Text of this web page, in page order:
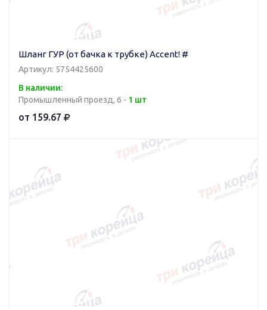
Шланг ГУР (от бачка к трубке) Accent! #
Артикул: 5754425600
В наличии:
Промышленный проезд, 6 - 1 шт
от 159.67